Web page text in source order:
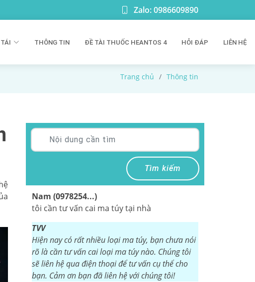
Zalo: 0986609890
THÔNG TIN ĐỀ TÀI THUỐC HEANTOS 4 HỎI ĐÁP LIÊN HỆ
Trang chủ Thông tin
Tìm kiếm
Nam (0978254...)
tôi cần tư vấn cai ma túy tại nhà
TVV
Hiện nay có rất nhiều loại ma túy, bạn chưa nói
rõ là cần tư vấn cai loại ma túy nào. Chúng tôi
sẽ liên hệ qua điện thoại để tư vấn cụ thể cho
bạn. Cảm ơn bạn đã liên hệ với chúng tôi!